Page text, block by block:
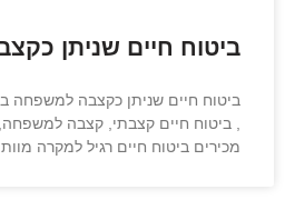
ביטוח חיים שניתן
ביטוח חיים שניתן כקצבה למשפחה
, ביטוח חיים קצבתי, קצבה
מכירים ביטוח חיים רגיל למקרה